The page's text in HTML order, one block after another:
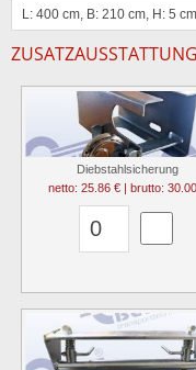
ZUSATZAUSSTATTUNG
Diebstahlsicherung
netto: 25.86 € | brutto: